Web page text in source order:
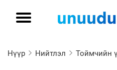
Нүүр Нийтлэл Тоймчийн